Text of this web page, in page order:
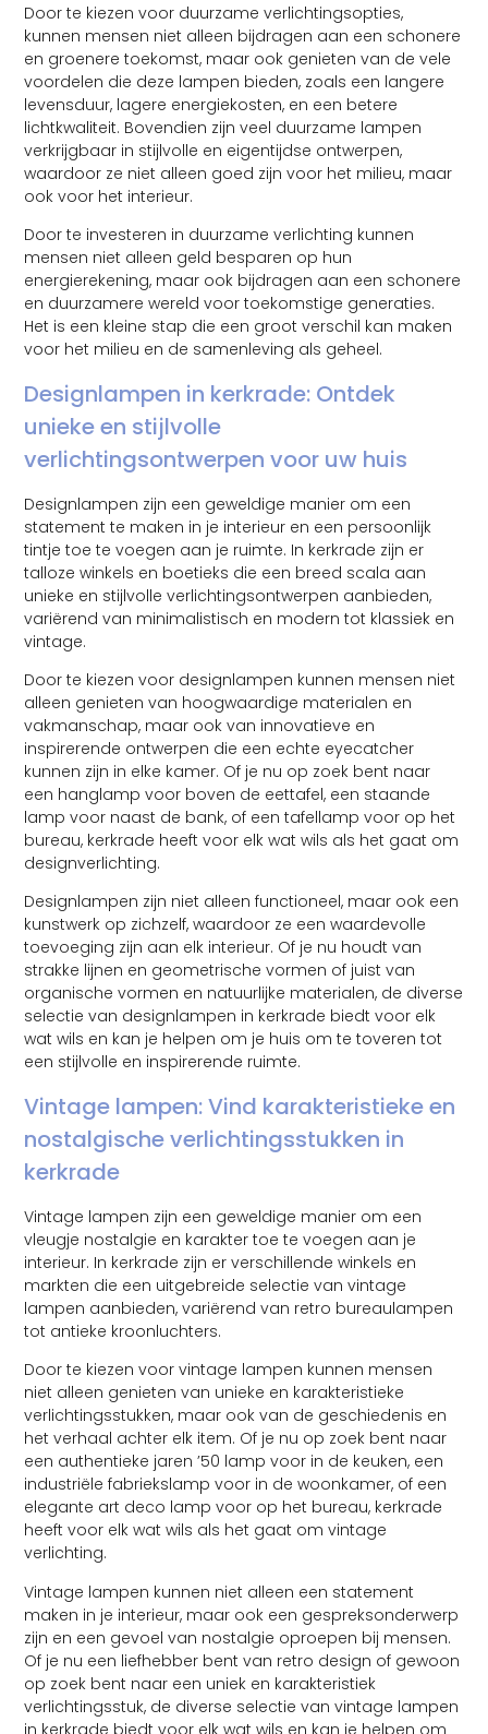
Door te kiezen voor duurzame verlichtingsopties,
kunnen mensen niet alleen bijdragen aan een schonere
en groenere toekomst, maar ook genieten van de vele
voordelen die deze lampen bieden, zoals een langere
levensduur, lagere energiekosten, en een betere
lichtkwaliteit. Bovendien zijn veel duurzame lampen
verkrijgbaar in stijlvolle en eigentijdse ontwerpen,
waardoor ze niet alleen goed zijn voor het milieu, maar
ook voor het interieur.
Door te investeren in duurzame verlichting kunnen
mensen niet alleen geld besparen op hun
energierekening, maar ook bijdragen aan een schonere
en duurzamere wereld voor toekomstige generaties.
Het is een kleine stap die een groot verschil kan maken
voor het milieu en de samenleving als geheel.
Designlampen in kerkrade: Ontdek
unieke en stijlvolle
verlichtingsontwerpen voor uw huis
Designlampen zijn een geweldige manier om een
statement te maken in je interieur en een persoonlijk
tintje toe te voegen aan je ruimte. In kerkrade zijn er
talloze winkels en boetieks die een breed scala aan
unieke en stijlvolle verlichtingsontwerpen aanbieden,
variërend van minimalistisch en modern tot klassiek en
vintage.
Door te kiezen voor designlampen kunnen mensen niet
alleen genieten van hoogwaardige materialen en
vakmanschap, maar ook van innovatieve en
inspirerende ontwerpen die een echte eyecatcher
kunnen zijn in elke kamer. Of je nu op zoek bent naar
een hanglamp voor boven de eettafel, een staande
lamp voor naast de bank, of een tafellamp voor op het
bureau, kerkrade heeft voor elk wat wils als het gaat om
designverlichting.
Designlampen zijn niet alleen functioneel, maar ook een
kunstwerk op zichzelf, waardoor ze een waardevolle
toevoeging zijn aan elk interieur. Of je nu houdt van
strakke lijnen en geometrische vormen of juist van
organische vormen en natuurlijke materialen, de diverse
selectie van designlampen in kerkrade biedt voor elk
wat wils en kan je helpen om je huis om te toveren tot
een stijlvolle en inspirerende ruimte.
Vintage lampen: Vind karakteristieke en
nostalgische verlichtingsstukken in
kerkrade
Vintage lampen zijn een geweldige manier om een
vleugje nostalgie en karakter toe te voegen aan je
interieur. In kerkrade zijn er verschillende winkels en
markten die een uitgebreide selectie van vintage
lampen aanbieden, variërend van retro bureaulampen
tot antieke kroonluchters.
Door te kiezen voor vintage lampen kunnen mensen
niet alleen genieten van unieke en karakteristieke
verlichtingsstukken, maar ook van de geschiedenis en
het verhaal achter elk item. Of je nu op zoek bent naar
een authentieke jaren ’50 lamp voor in de keuken, een
industriële fabriekslamp voor in de woonkamer, of een
elegante art deco lamp voor op het bureau, kerkrade
heeft voor elk wat wils als het gaat om vintage
verlichting.
Vintage lampen kunnen niet alleen een statement
maken in je interieur, maar ook een gespreksonderwerp
zijn en een gevoel van nostalgie oproepen bij mensen.
Of je nu een liefhebber bent van retro design of gewoon
op zoek bent naar een uniek en karakteristiek
verlichtingsstuk, de diverse selectie van vintage lampen
in kerkrade biedt voor elk wat wils en kan je helpen om